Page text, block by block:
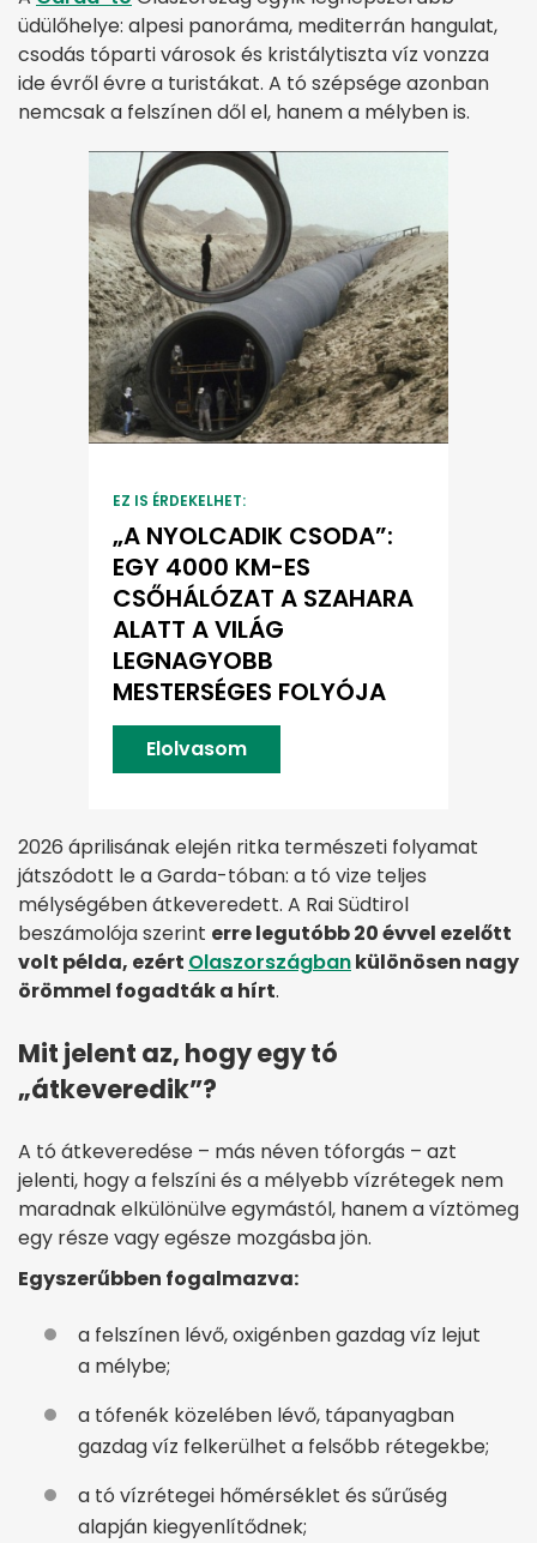
üdülőhelye: alpesi panoráma, mediterrán hangulat,
csodás tóparti városok és kristálytiszta víz vonzza
ide évről évre a turistákat. A tó szépsége azonban
nemcsak a felszínen dől el, hanem a mélyben is.
EZ IS ÉRDEKELHET:
„A NYOLCADIK CSODA”:
EGY 4000 KM-ES
CSŐHÁLÓZAT A SZAHARA
ALATT A VILÁG
LEGNAGYOBB
MESTERSÉGES FOLYÓJA
Elolvasom
2026 áprilisának elején ritka természeti folyamat
játszódott le a Garda-tóban: a tó vize teljes
mélységében átkeveredett. A Rai Südtirol
beszámolója szerint erre legutóbb 20 évvel ezelőtt
volt példa, ezért Olaszországbankülönösen nagy
örömmel fogadták a hírt.
Mit jelent az, hogy egy tó
„átkeveredik”?
A tó átkeveredése – más néven tóforgás – azt
jelenti, hogy a felszíni és a mélyebb vízrétegek nem
maradnak elkülönülve egymástól, hanem a víztömeg
egy része vagy egésze mozgásba jön.
Egyszerűbben fogalmazva:
a felszínen lévő, oxigénben gazdag víz lejut
a mélybe;
a tófenék közelében lévő, tápanyagban
gazdag víz felkerülhet a felsőbb rétegekbe;
a tó vízrétegei hőmérséklet és sűrűség
alapján kiegyenlítődnek;